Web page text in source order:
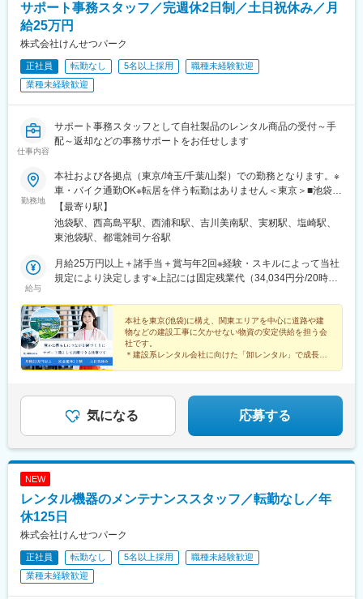
います。人数が限られる分、担当範囲が見えやすく、改善提案が
上長判断につながりやすい環境です。採用経験1～3年の方も、
日々の実務で領域を広げられます。
■キャリア
入社直後は説明会運営、応募者連絡、入社式準備が中心です。1年
採用だけの経験から、人事総務全般の主担当を目指せます。
完全週休2日制で年間休日125日のため、休日を確保しやすい環境
です。転勤はなく、富士山麓の天然水事業を支える会社で長期就
業が可能。福利厚生クラブ、産休育休、育児支援、服装自由など
制度面も整っています。
■企業の魅力
ミネラル水、ウォーターサーバー、パワエレ製品など複数事業を
展開しています。主要取引先にイオン各社、パルシステム、ヤマ
ダデンキがあり、金融機関との取引基盤も安定。富士吉田工場で
す。この会社ならではの魅力は、生活に身近な商品を支える人事
総務として幅広く成長できる点です。
変更の範囲：会社の定める業務
サポート事務スタッフ／完週休2日制／土日祝休み／月
給25万円
株式会社けんせつパーク
正社員 転勤なし 5名以上採用
職種未経験歓迎
業種未経験歓迎
仕事内容
サポート事務スタッフとして自社製品のレンタル商品の受付～手
配～返却などの事務サポートをお任せします
勤務地
本社および各拠点（東京/埼玉/千葉/山梨）での勤務となります。※
車・バイク通勤OK※転居を伴う転勤はありません＜東京＞■池袋本
社/東京都豊島区南池袋2-28-14 大和証券池袋ビル7F＜埼玉＞■和
光総合仮設センター/埼玉県和光市下新倉6-15■朝霞総合保安セン
ター/埼玉県朝霞市大字上内間木818■三郷内装仮設センター埼玉県
区天戸町756-4＜山梨＞■山梨営業所・機材センター/山梨県南アル
プス市飯野2895-1
【最寄り駅】
池袋駅、西高島平駅、西浦和駅、吉川美南駅、実籾駅、塩崎駅、
東池袋駅、都電雑司ケ谷駅
給与
月給25万円以上＋諸手当＋賞与年2回※経験・スキルによって当社
規定により決定します※上記には固定残業代（34,034円分/20時間
本社を東京(池袋)に構え、関東エリアを中心に道路や建
物などの建設工事に欠かせない物資の安定供給を担う会
社です。
＊建設系レンタル会社に向けた「卸レンタル」で成長
気になる 応募する
NEW
レンタル機器のメンテナンススタッフ／転勤なし／年
休125日
株式会社けんせつパーク
正社員 転勤なし 5名以上採用
職種未経験歓迎
業種未経験歓迎